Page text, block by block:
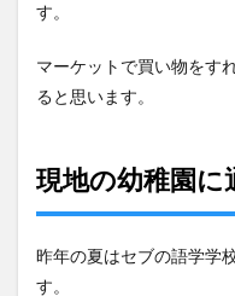
す。
マーケットで買い物をす
ると思います。
現地の幼稚園に
昨年の夏はセブの語学学
す。